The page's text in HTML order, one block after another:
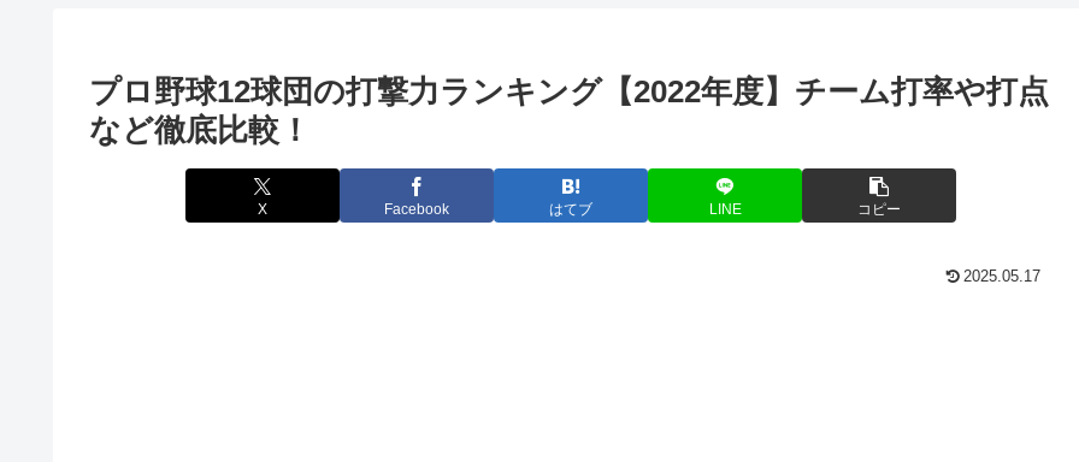
プロ野球12球団の打撃力ランキング【2022年度】チーム打率や打点
など徹底比較！
X Facebook はてブ LINE コピー
2025.05.17